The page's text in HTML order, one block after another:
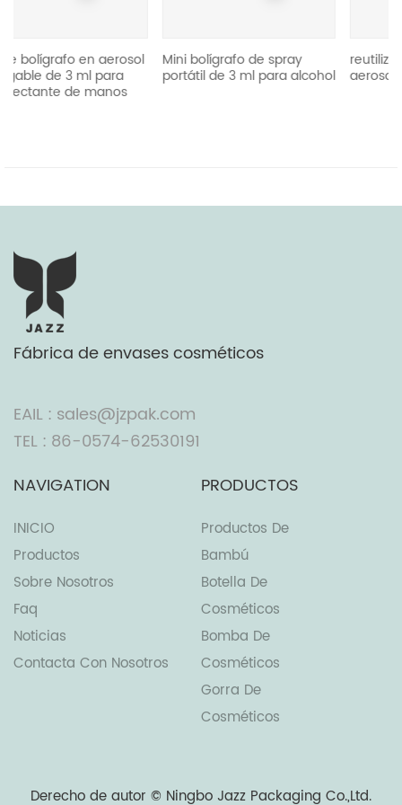
aerosol
para
manos
Mini bolígrafo de spray
portátil de 3 ml para alcohol
reutilizar 5ml
aerosol portátil
Fábrica de envases cosméticos
EAIL : sales@jzpak.com
TEL : 86-0574-62530191
NAVIGATION
INICIO
Productos
Sobre Nosotros
Faq
Noticias
Contacta Con Nosotros
PRODUCTOS
Productos De
Bambú
Botella De
Cosméticos
Bomba De
Cosméticos
Gorra De
Cosméticos
Derecho de autor © Ningbo Jazz Packaging Co.,Ltd.